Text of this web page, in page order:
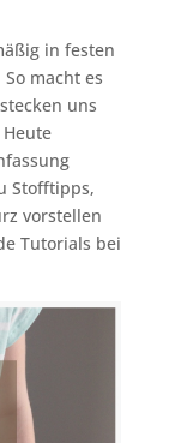
in festen
macht es
uns
Stofftipps,
vorstellen
Tutorials bei